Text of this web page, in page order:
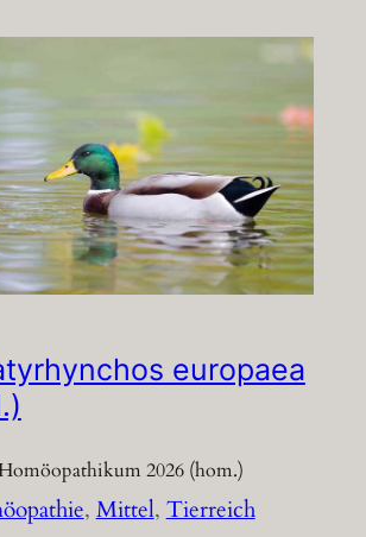
europaea
2026 (hom.)
, Mittel, Tierreich